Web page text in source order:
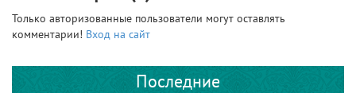
Только авторизованные пользователи могут оставлять
комментарии! Вход на сайт
Последние